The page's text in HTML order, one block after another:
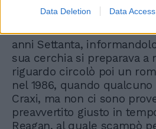
Data Deletion Data Access